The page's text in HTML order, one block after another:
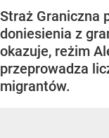
Straż Graniczna
doniesienia z
okazuje, reżim
przeprowadza
migrantów.